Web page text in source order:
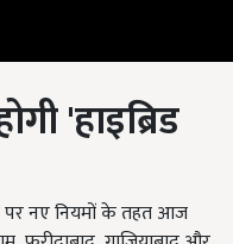
'हाइब्रिड
पर नए नियमों के तहत आज